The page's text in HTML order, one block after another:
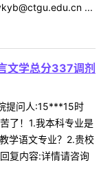
...
文学总分337调剂
提问人:15***15时
了！1.我本科专业是
学语文专业？2.贵校
复内容:详情请咨询